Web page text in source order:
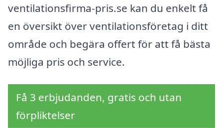
ventilationsfirma-pris.se kan du enkelt få
en översikt över ventilationsföretag i ditt
område och begära offert för att få bästa
möjliga pris och service.
Få 3 erbjudanden, gratis och utan
förpliktelser